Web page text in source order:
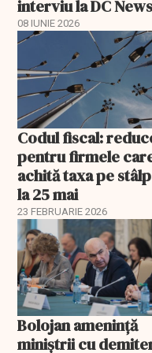
interviu la DC
08 IUNIE 2026
Codul fiscal:
pentru firmele
achită taxa pe
la 25 mai
23 FEBRUARIE 2026
Bolojan amenință
miniștrii cu